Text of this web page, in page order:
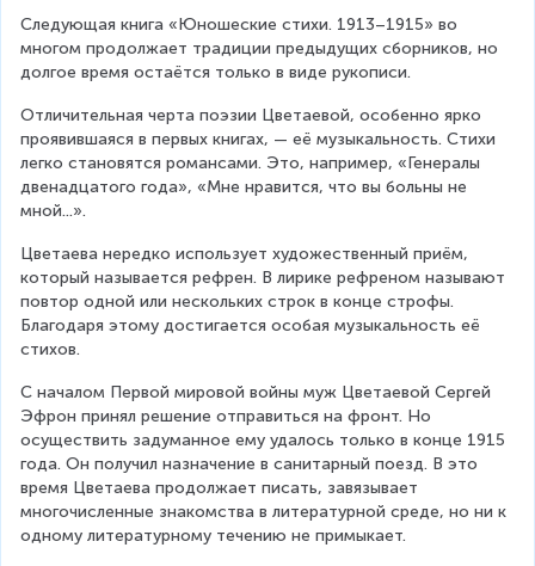
Следующая книга «Юношеские стихи. 1913–1915» во
многом продолжает традиции предыдущих сборников, но
долгое время остаётся только в виде рукописи.
Отличительная черта поэзии Цветаевой, особенно ярко
проявившаяся в первых книгах, — её музыкальность. Стихи
легко становятся романсами. Это, например, «Генералы
двенадцатого года», «Мне нравится, что вы больны не
мной...».
Цветаева нередко использует художественный приём,
который называется рефрен. В лирике рефреном называют
повтор одной или нескольких строк в конце строфы.
Благодаря этому достигается особая музыкальность её
стихов.
С началом Первой мировой войны муж Цветаевой Сергей
Эфрон принял решение отправиться на фронт. Но
осуществить задуманное ему удалось только в конце 1915
года. Он получил назначение в санитарный поезд. В это
время Цветаева продолжает писать, завязывает
многочисленные знакомства в литературной среде, но ни к
одному литературному течению не примыкает.